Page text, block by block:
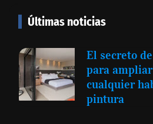
Últimas noticias
El secreto
para
cualquier
pintura